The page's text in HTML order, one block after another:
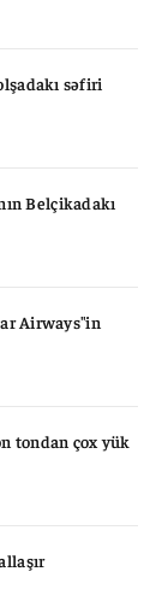
səfiri
Belçikadakı
Airways"in
tondan çox yük